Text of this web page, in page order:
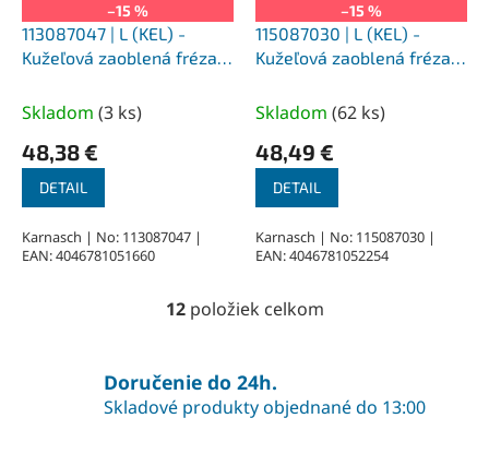
–15 %
113087047 | L (KEL) -
Kužeľová zaoblená fréza
70/14°mm, nepovlakované
Skladom (3 ks)
48,38 €
DETAIL
Karnasch | No: 113087047 |
EAN: 4046781051660
–15 %
115087030 | L (KEL) -
Kužeľová zaoblená fréza
65/14°mm, povlakované
Skladom (62 ks)
48,49 €
DETAIL
Karnasch | No: 115087030 |
EAN: 4046781052254
O
á
d
a
12položiek celkom
Doručenie do 24h.
Skladové produkty objednané do 13:00